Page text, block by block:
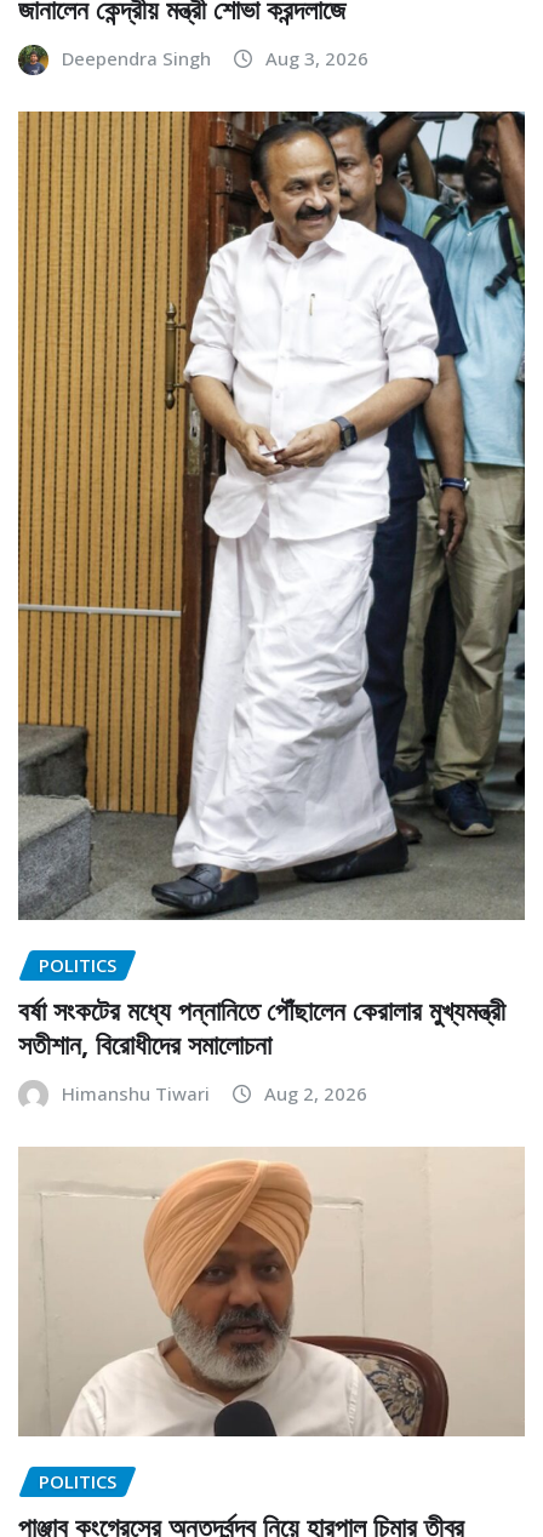
জানালেন কেন্দ্রীয় মন্ত্রী শোভা করন্দলাজে
Deependra Singh Aug 3, 2026
POLITICS
বর্ষা সংকটের মধ্যে পন্নানিতে পৌঁছালেন কেরালার মুখ্যমন্ত্রী
সতীশান, বিরোধীদের সমালোচনা
Himanshu Tiwari Aug 2, 2026
POLITICS
পাঞ্জাব কংগ্রেসের অন্তর্দ্বন্দ্ব নিয়ে হারপাল চিমার তীব্র